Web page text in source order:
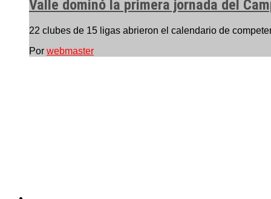
Valle dominó la primera jornada del
22 clubes de 15 ligas abrieron el calendario de
Por webmaster